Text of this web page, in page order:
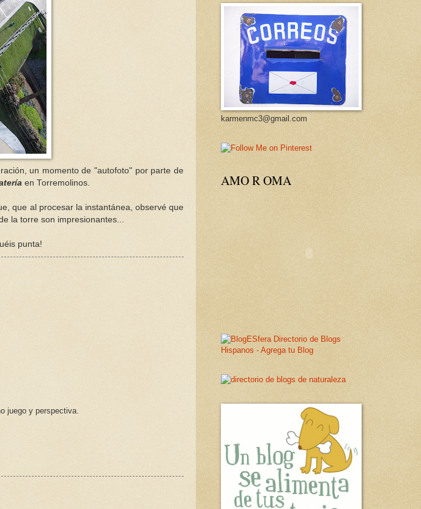
un momento de "autofoto" por parte de
en Torremolinos.
que al procesar la instantánea, observé que
la torre son impresionantes...
punta!
juego y perspectiva.
karmenmc3@gmail.com
AMO R OMA